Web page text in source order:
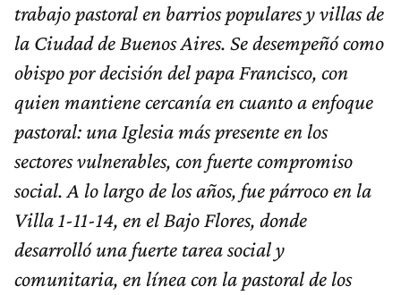
trabajo pastoral en barrios populares y villas de
la Ciudad de Buenos Aires. Se desempeñó como
obispo por decisión del papa Francisco, con
quien mantiene cercanía en cuanto a enfoque
pastoral: una Iglesia más presente en los
sectores vulnerables, con fuerte compromiso
social. A lo largo de los años, fue párroco en la
Villa 1-11-14, en el Bajo Flores, donde
desarrolló una fuerte tarea social y
comunitaria, en línea con la pastoral de los